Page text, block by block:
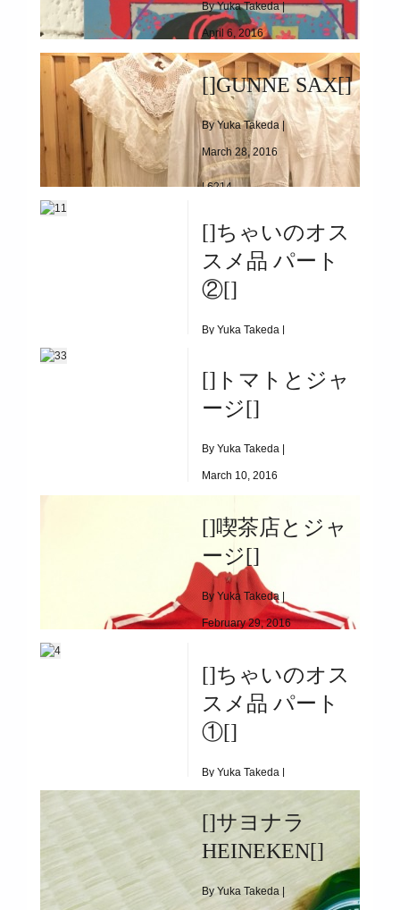
By Yuka Takeda |
April 6, 2016
5666
[]中村杏子 ―ネオ参拝 ―[]
[]GUNNE SAX[]
By Yuka Takeda |
March 28, 2016
|6214
[]GUNNE SAX[]
[]ちゃいのオス
スメ品 パート
②[]
By Yuka Takeda |
March 20, 2016
[]トマトとジャ
ージ[]
By Yuka Takeda |
March 10, 2016
[]喫茶店とジャ
ージ[]
By Yuka Takeda |
February 29, 2016
|6077
[]ちゃいのオス
スメ品 パート
①[]
By Yuka Takeda |
[]ちゃいのオススメ品 パート①[]
[]サヨナラ
HEINEKEN[]
By Yuka Takeda |